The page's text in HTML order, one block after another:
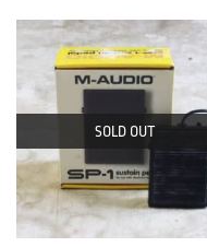
SOLD OUT